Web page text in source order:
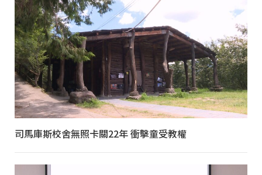
司馬庫斯校舍無照卡關22年 衝擊童受教權